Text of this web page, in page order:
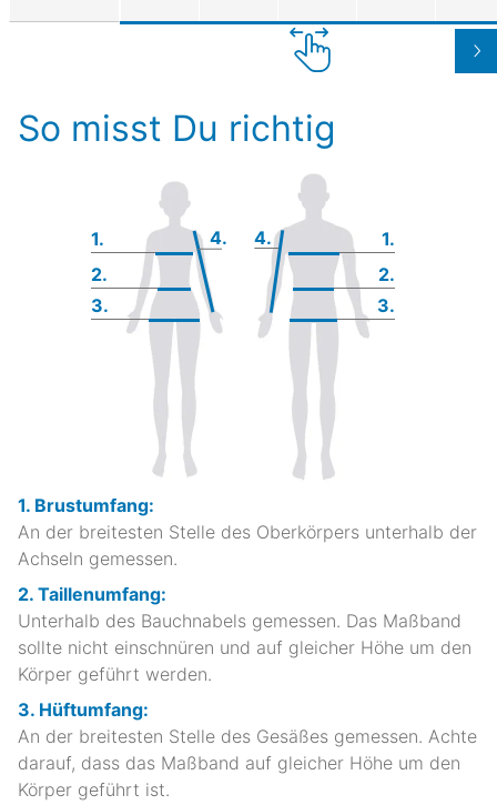
So misst Du richtig
1.
1.
2.
2.
3.
3.
4. 4.
1. Brustumfang:
An der breitesten Stelle des Oberkörpers unterhalb der
Achseln gemessen.
2. Taillenumfang:
Unterhalb des Bauchnabels gemessen. Das Maßband
sollte nicht einschnüren und auf gleicher Höhe um den
Körper geführt werden.
3. Hüftumfang:
An der breitesten Stelle des Gesäßes gemessen. Achte
darauf, dass das Maßband auf gleicher Höhe um den
Körper geführt ist.